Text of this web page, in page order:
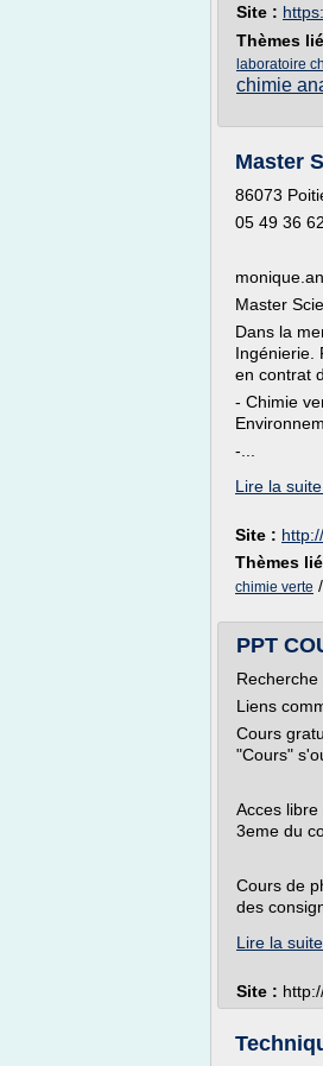
Site :
Thèmes
laboratoire
chimie
Master
86073
05 49 36
Master
Dans la
Ingénierie.
en contrat
- Chimie
-...
Lire la suite
Site :
Thèmes
chimie verte /
PPT
Liens
Cours
"Cours"
Acces
3eme du
Cours de
des
Lire la suite
Site :